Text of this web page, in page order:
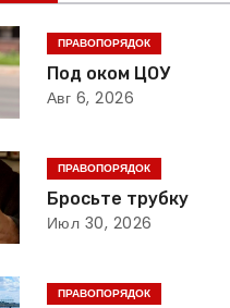
ПРАВОПОРЯДОК
Под оком ЦОУ
Авг 6, 2026
ПРАВОПОРЯДОК
Бросьте трубку
Июл 30, 2026
ПРАВОПОРЯДОК